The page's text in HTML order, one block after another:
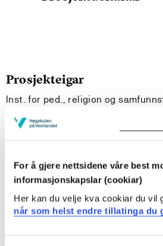
For å gjere nettsidene våre best
informasjonskapslar (cookiar)
Her kan du velje kva cookiar du vil
når som helst endre tillatinga du
Prosjekteigar
Inst. for ped., religion og
September 2004 - September 2006
Prosjektsamandrag